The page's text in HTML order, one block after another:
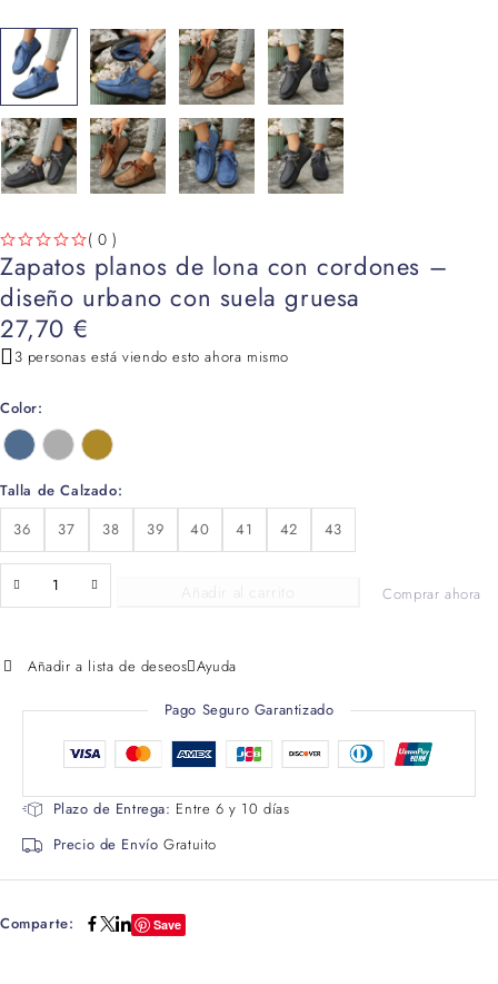
( 0 )
Zapatos planos de lona con cordones –
diseño urbano con suela gruesa
27,70 €
3 personas está viendo esto ahora mismo
Color
Talla de Calzado
36
37 38 39 40 41 42 43
Añadir al carrito Comprar ahora
Añadir a lista de deseos Ayuda
Pago Seguro Garantizado
Plazo de Entrega: Entre 6 y 10 días
Precio de Envío Gratuito
Comparte: Save